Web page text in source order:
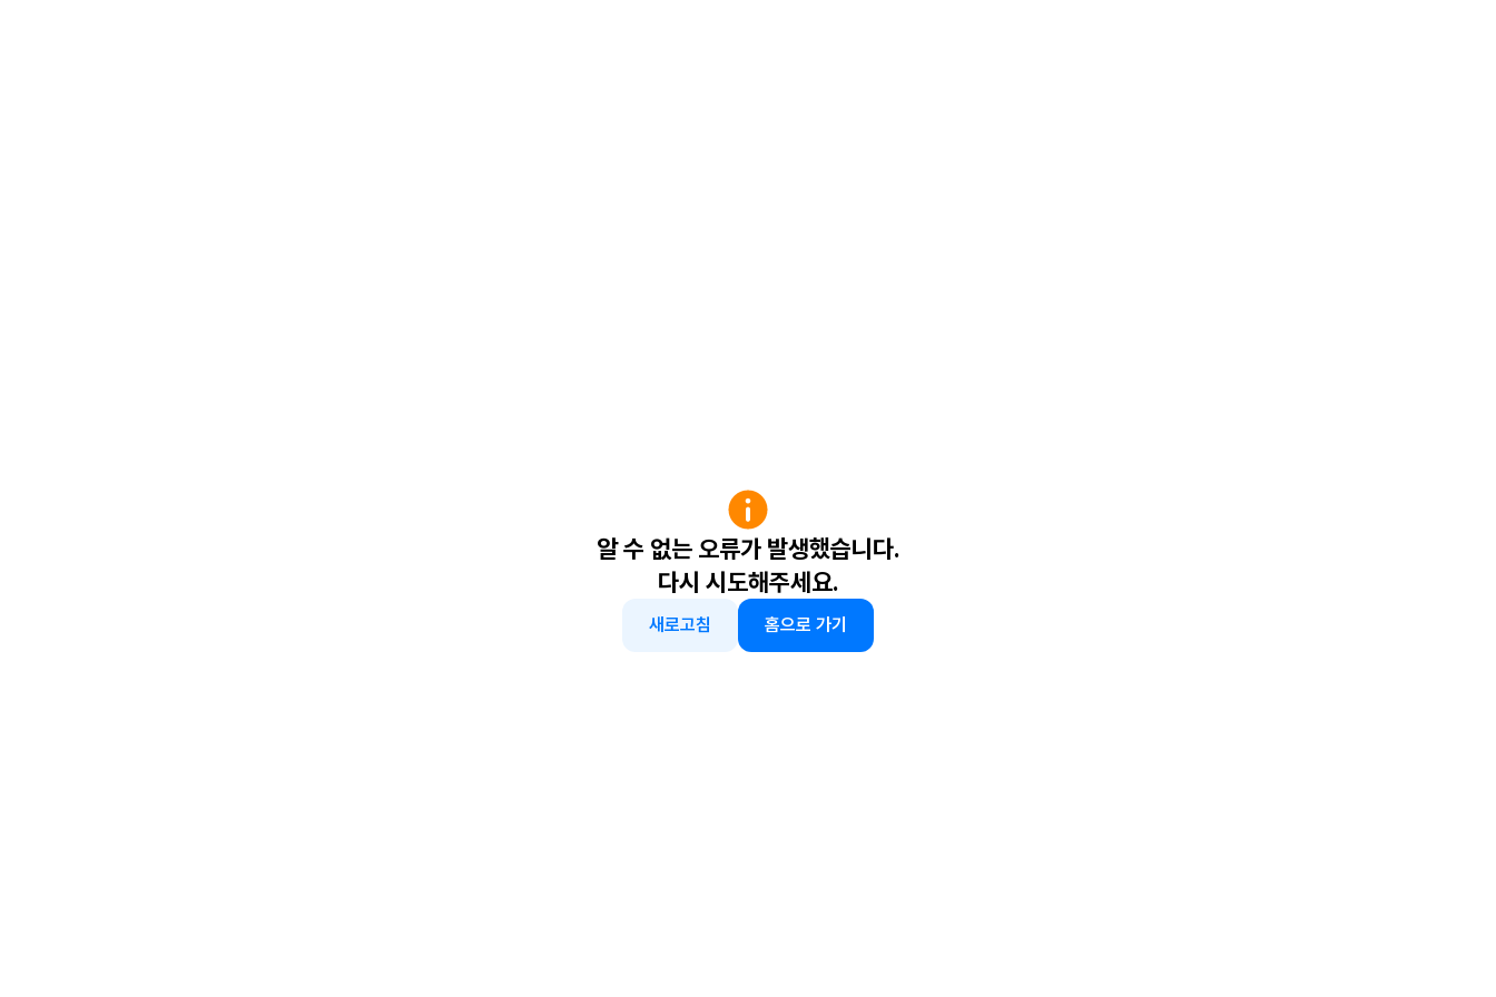
알 수 없는 오류가 발생했습니다.
다시 시도해주세요.
새로고침 홈으로 가기